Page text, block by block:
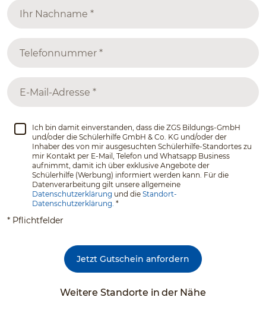
Ich bin damit einverstanden, dass die ZGS Bildungs-GmbH
und/oder die Schülerhilfe GmbH & Co. KG und/oder der
Inhaber des von mir ausgesuchten Schülerhilfe-Standortes zu
mir Kontakt per E-Mail, Telefon und Whatsapp Business
aufnimmt, damit ich über exklusive Angebote der
Schülerhilfe (Werbung) informiert werden kann. Für die
Datenverarbeitung gilt unsere allgemeine
Datenschutzerklärung und die Standort-
Datenschutzerklärung. *
* Pflichtfelder
Jetzt Gutschein anfordern
Weitere Standorte in der Nähe